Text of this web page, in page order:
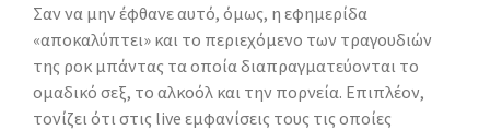
Σαν να μην έφθανε αυτό, όμως, η εφημερίδα
«αποκαλύπτει» και το περιεχόμενο των τραγουδιών
της ροκ μπάντας τα οποία διαπραγματεύονται το
ομαδικό σεξ, το αλκοόλ και την πορνεία. Επιπλέον,
τονίζει ότι στις live εμφανίσεις τους τις οποίες